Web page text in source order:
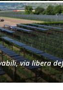
via libera